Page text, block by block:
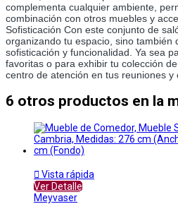
complementa cualquier ambiente,
combinación con otros muebles y
Sofisticación Con este conjunto de
organizando tu espacio, sino también
sofisticación y funcionalidad. Ya sea
favoritas o para exhibir tu colección
centro de atención en tus reuniones y
6 otros productos en la
 Vista rápida
Ver Detalle
Meyvaser